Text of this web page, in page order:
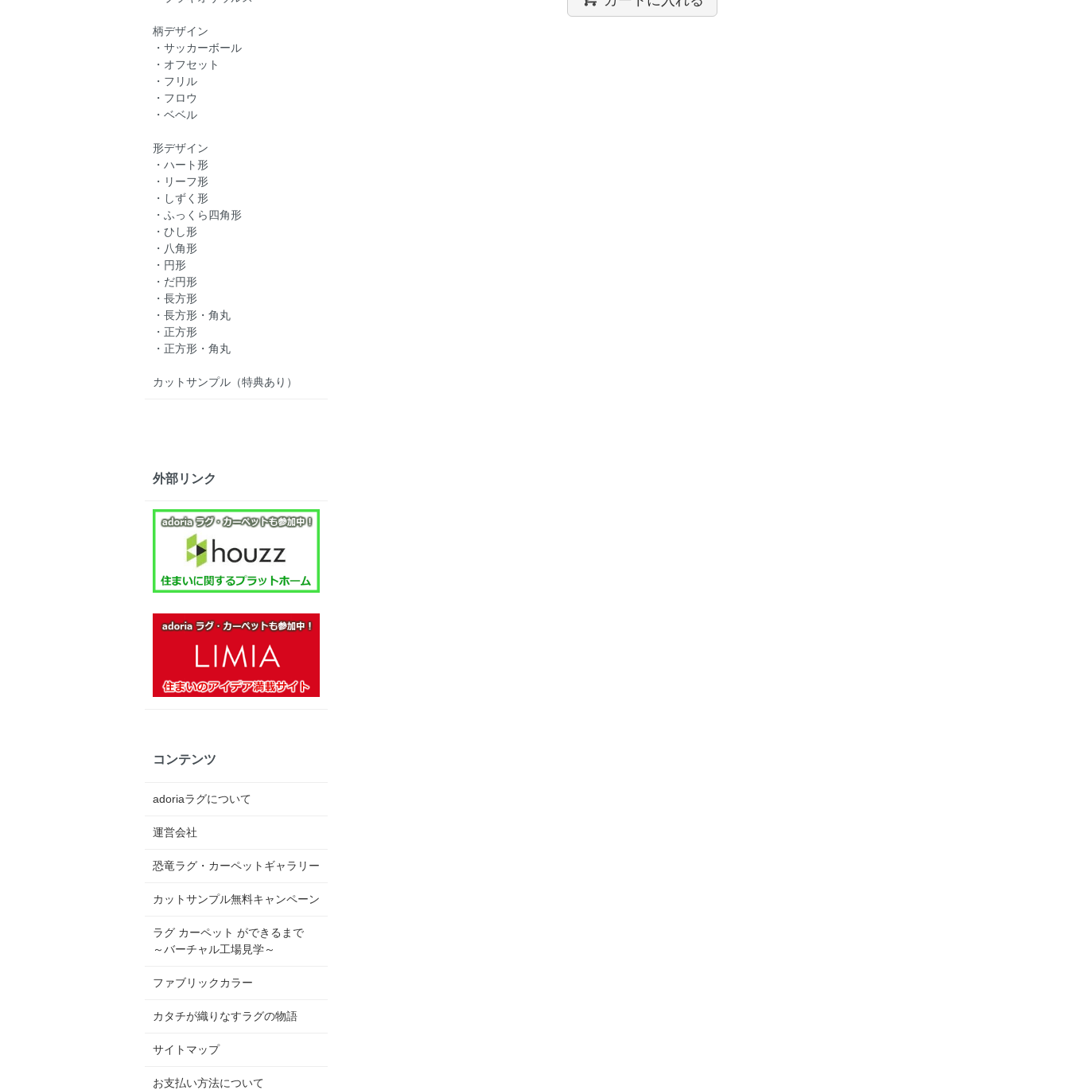
柄デザイン
・サッカーボール
・オフセット
・フリル
・フロウ
・ベベル
形デザイン
・ハート形
・リーフ形
・しずく形
・ふっくら四角形
・ひし形
・八角形
・円形
・だ円形
・長方形
・長方形・角丸
・正方形
・正方形・角丸
カットサンプル（特典あり）
外部リンク
コンテンツ
adoriaラグについて
運営会社
恐竜ラグ・カーペットギャラリー
カットサンプル無料キャンペーン
ラグ カーペット ができるまで
～バーチャル工場見学～
ファブリックカラー
カタチが織りなすラグの物語
サイトマップ
お支払い方法について